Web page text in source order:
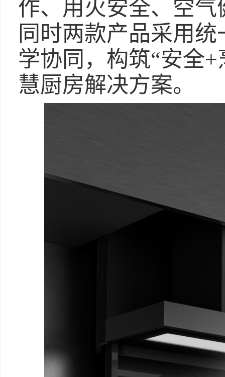
作、用火安全、空
同时两款产品采用
学协同，构筑“安全
慧厨房解决方案。